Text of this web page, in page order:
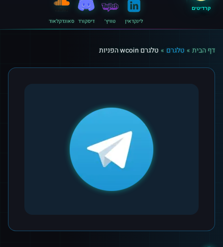
קרדיטים
לינקדאין טוויץ׳ דיסקורד סאונדקלאוד
דף הבית » טלגרם » טלגרם wcoin הפניות